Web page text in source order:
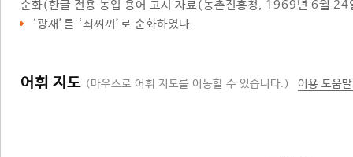
순화(한글 전용 농업 용어 고시 자료(농촌진흥청, 1969년 6월
‘광재’를 ‘쇠찌끼 ’로 순화하였다.
어휘 지도 (마우스로 어휘 지도를 이동할 수 있습니다.) 이용 도움